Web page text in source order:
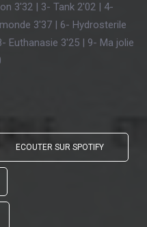
3'32 | 3- Tank 2'02 | 4-
3'37 | 6- Hydrosterile
Euthanasie 3'25 | 9- Ma jolie
ECOUTER SUR SPOTIFY